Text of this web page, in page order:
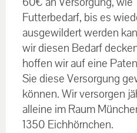
Futterbedarf, bis es
ausgewildert werden
wir diesen Bedarf
hoffen wir auf eine
Sie diese Versorgung
können. Wir versorgen
alleine im Raum
1350 Eichhörnchen.